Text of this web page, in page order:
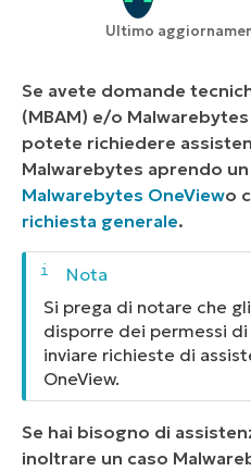
Ultimo
Se avete domande
(MBAM) e/o
potete richiedere
Malwarebytes aprendo
Malwarebytes OneViewo
richiesta generale.
Si prega di notare che
disporre dei permessi
inviare richieste di
OneView.
Se hai bisogno di
inoltrare un caso